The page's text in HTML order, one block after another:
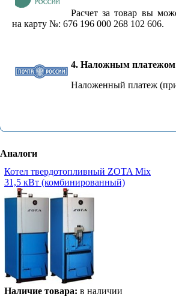
Расчет за товар вы
на карту №: 676 196 000 268 102 606.
4. Наложным платежом
Наложенный платеж
Аналоги
Котел твердотопливный ZOTA Mix
31,5 кВт (комбинированный)
Наличие товара: в наличии